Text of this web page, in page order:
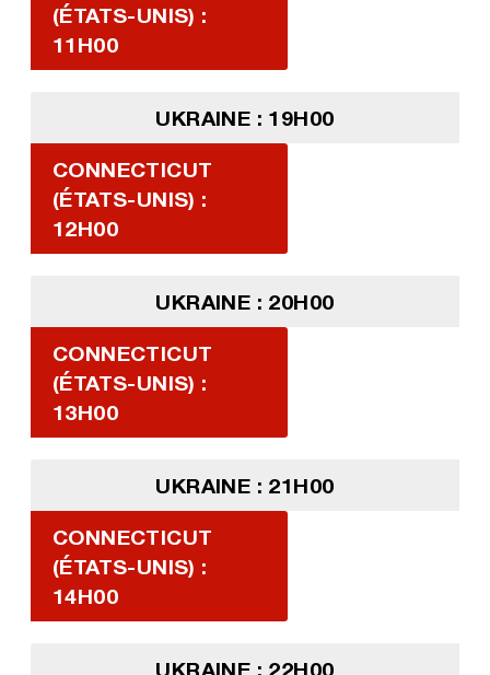
(ÉTATS-UNIS) :
11H00
UKRAINE : 19H00
CONNECTICUT
(ÉTATS-UNIS) :
12H00
UKRAINE : 20H00
CONNECTICUT
(ÉTATS-UNIS) :
13H00
UKRAINE : 21H00
CONNECTICUT
(ÉTATS-UNIS) :
14H00
UKRAINE : 22H00